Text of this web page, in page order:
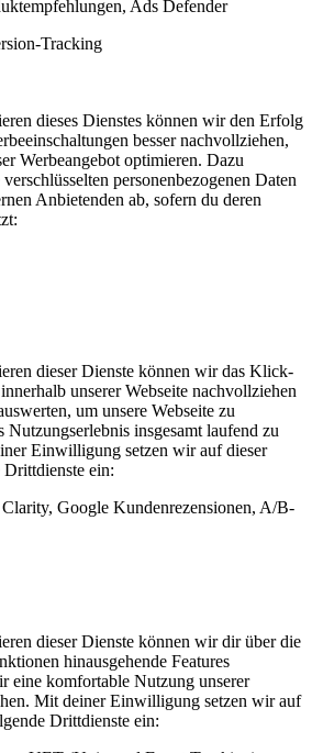
Ads Defender
Tracking
dieses Dienstes können wir den Erfolg
besser nachvollziehen,
Werbeangebot optimieren. Dazu
personenbezogenen Daten
Anbietenden ab, sofern du deren
dieser Dienste können wir das Klick-
unserer Webseite nachvollziehen
um unsere Webseite zu
Nutzungserlebnis insgesamt laufend zu
Einwilligung setzen wir auf dieser
Drittdienste ein:
Google Kundenrezensionen, A/B-
dieser Dienste können wir dir über die
hinausgehende Features
eine komfortable Nutzung unserer
Mit deiner Einwilligung setzen wir auf
Drittdienste ein: